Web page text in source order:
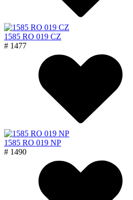
1585 RO 019 CZ
# 1477
1585 RO 019 NP
# 1490